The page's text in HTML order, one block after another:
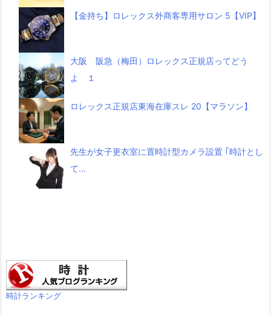
【金持ち】ロレックス外商客専用サロン 5【VIP】
大阪 阪急（梅田）ロレックス正規店ってどう
よ １
ロレックス正規店東海在庫スレ 20【マラソン】
先生が女子更衣室に置時計型カメラ設置 ｢時計とし
て...
時計ランキング